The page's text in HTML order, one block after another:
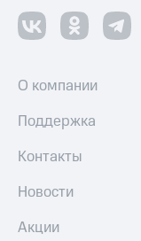
О компании
Поддержка
Контакты
Новости
Акции